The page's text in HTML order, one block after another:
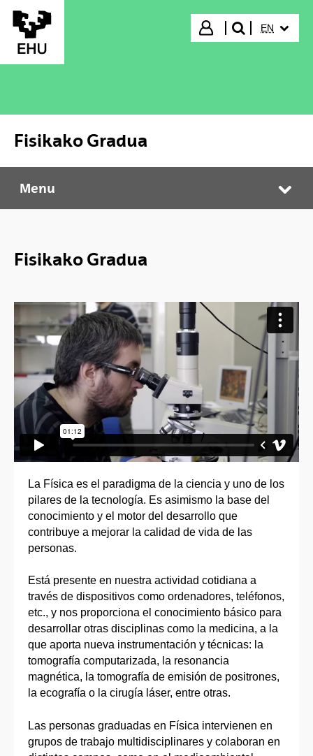
Skip to Main Content
Login
search"
EN
Fisikako Gradua
Fisikako Gradua
Menu
Fisikako Gradua
La Física es el paradigma de la ciencia y uno de los
pilares de la tecnología. Es asimismo la base del
conocimiento y el motor del desarrollo que
contribuye a mejorar la calidad de vida de las
personas.
Está presente en nuestra actividad cotidiana a
través de dispositivos como ordenadores, teléfonos,
etc., y nos proporciona el conocimiento básico para
desarrollar otras disciplinas como la medicina, a la
que aporta nueva instrumentación y técnicas: la
tomografía computarizada, la resonancia
magnética, la tomografía de emisión de positrones,
la ecografía o la cirugía láser, entre otras.
Las personas graduadas en Física intervienen en
grupos de trabajo multidisciplinares y colaboran en